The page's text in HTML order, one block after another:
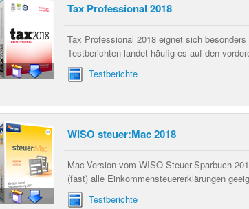
Tax Professional 2018
Tax Professional 2018 eignet sich
Testberichten landet häufig es auf den
Testberichte
WISO steuer:Mac 2018
Mac-Version vom WISO Steuer-Sparbuch
(fast) alle Einkommensteuererklärungen
Testberichte